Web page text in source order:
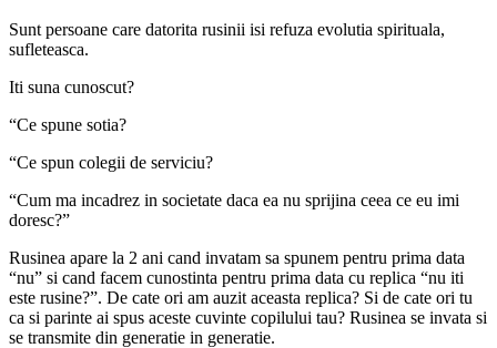
Sunt persoane care datorita rusinii isi refuza evolutia spirituala,
sufleteasca.
Iti suna cunoscut?
“Ce spune sotia?
“Ce spun colegii de serviciu?
“Cum ma incadrez in societate daca ea nu sprijina ceea ce eu imi
doresc?”
Rusinea apare la 2 ani cand invatam sa spunem pentru prima data
“nu” si cand facem cunostinta pentru prima data cu replica “nu iti
este rusine?”. De cate ori am auzit aceasta replica? Si de cate ori tu
ca si parinte ai spus aceste cuvinte copilului tau? Rusinea se invata si
se transmite din generatie in generatie.